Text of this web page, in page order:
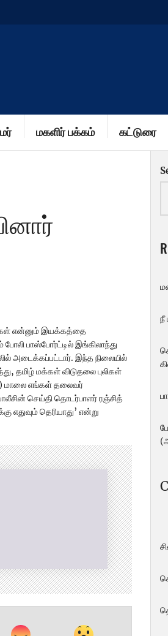
மகளிர் பக்கம் கட்டுரை
என்னும் இயக்கத்தை
பாஸ்போர்ட்டில் இங்கிலாந்து
அடைக்கப்பட்டார். இந்த நிலையில்
தமிழ் மக்கள் விடுதலை புலிகள்
மாலை எங்கள் தலைவர்
செய்தி தொடர்பாளர் ரஞ்சித்
தெரியாது’ என்று
நீ